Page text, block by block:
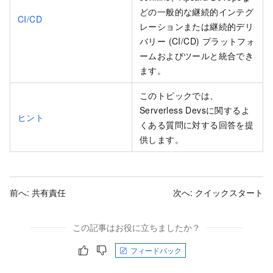
CI/CD
どの一般的な継続的インテグ
レーションまたは継続的デリ
バリー (CI/CD) プラットフォ
ームおよびツールと統合でき
ます。
ヒント
このトピックでは、
Serverless Devsに関するよ
くある質問に対する回答を提
供します。
前へ: 共有責任 次へ: クイックスタート
この記事はお役に立ちましたか？
フィードバック